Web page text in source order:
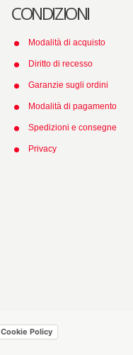
CONDIZIONI
Modalità di acquisto
Diritto di recesso
Garanzie sugli ordini
Modalità di pagamento
Spedizioni e consegne
Privacy
Cookie Policy